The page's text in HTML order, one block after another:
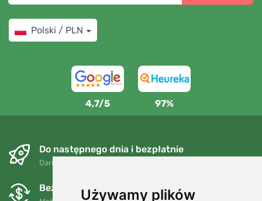
Używamy plików
Polski / PLN
4,7/5 97%
Do następnego dnia i bezpłatnie
Darmowa wysyłka dla zamówień powyżej 250 PLN
Bezpłatne wymiany i zwroty